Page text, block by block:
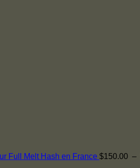
Full Melt Hash en France $150.00 –